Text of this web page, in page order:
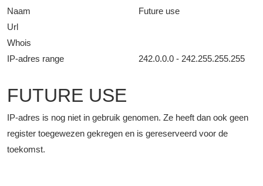
Naam
Future use
Url
Whois
IP-adres range
242.0.0.0 - 242.255.255.255
FUTURE USE
IP-adres is nog niet in gebruik genomen. Ze heeft dan ook geen
register toegewezen gekregen en is gereserveerd voor de
toekomst.